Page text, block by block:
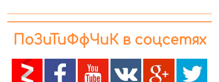
ПоЗиТиФфЧиК в соцсетях